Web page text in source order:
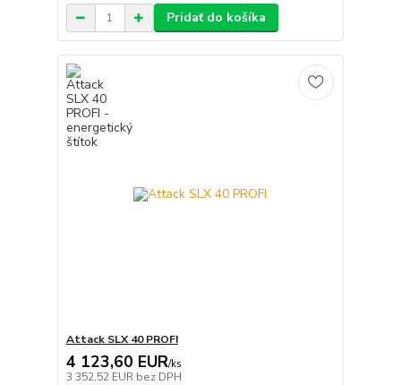
Pridať do košíka
Attack SLX 40 PROFI
4 123,60 EUR/ks
3 352,52 EUR bez DPH